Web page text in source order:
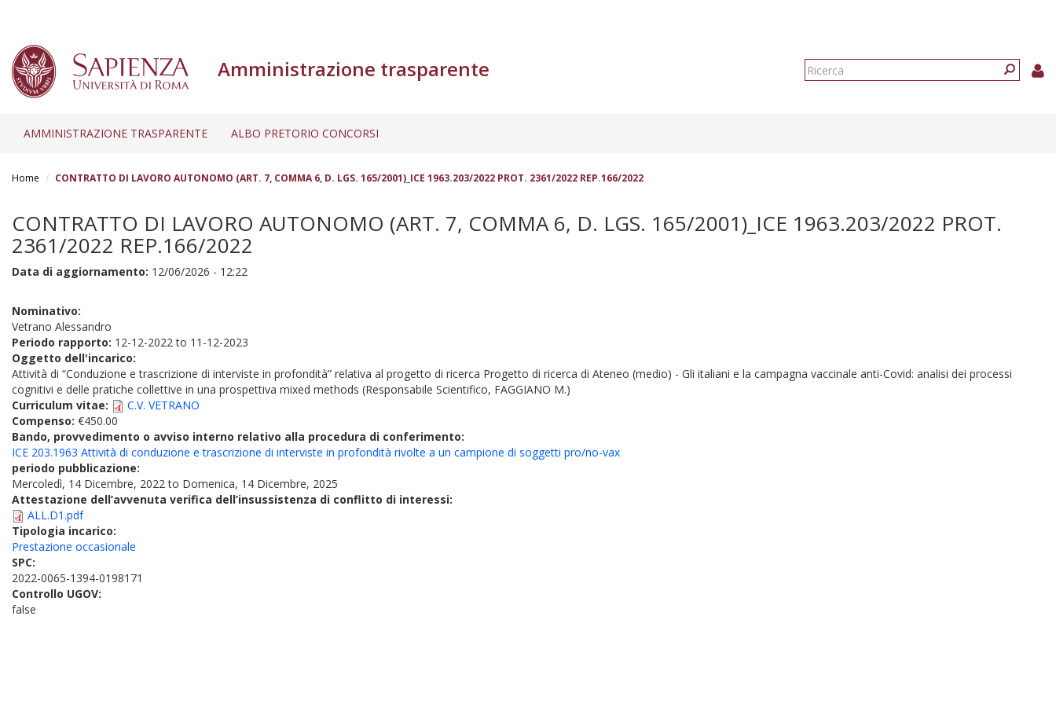
Amministrazione trasparente
Form
AMMINISTRAZIONE TRASPARENTE ALBO PRETORIO CONCORSI
Home CONTRATTO DI LAVORO AUTONOMO (ART. 7, COMMA 6, D. LGS. 165/2001)_ICE 1963.203/2022 PROT. 2361/2022 REP.166/2022
CONTRATTO DI LAVORO AUTONOMO (ART. 7, COMMA 6, D. LGS. 165/2001)_ICE 1963.203/2022 PROT.
2361/2022 REP.166/2022
Data di aggiornamento: 12/06/2026 - 12:22
Nominativo:
Vetrano Alessandro
Periodo rapporto: 12-12-2022to 11-12-2023
Oggetto dell'incarico:
Attività di “Conduzione e trascrizione di interviste in profondità” relativa al progetto di ricerca Progetto di ricerca di Ateneo (medio) - Gli italiani e la campagna vaccinale anti-Covid: analisi dei processi
cognitivi e delle pratiche collettive in una prospettiva mixed methods (Responsabile Scientifico, FAGGIANO M.)
Curriculum vitae:
C.V. VETRANO
Compenso: €450.00
Bando, provvedimento o avviso interno relativo alla procedura di conferimento:
ICE 203.1963 Attività di conduzione e trascrizione di interviste in profondità rivolte a un campione di soggetti pro/no-vax
periodo pubblicazione:
Mercoledì, 14 Dicembre, 2022to Domenica, 14 Dicembre, 2025
Attestazione dell’avvenuta verifica dell’insussistenza di conflitto di interessi:
ALL.D1.pdf
Tipologia incarico:
Prestazione occasionale
SPC:
2022-0065-1394-0198171
Controllo UGOV:
false